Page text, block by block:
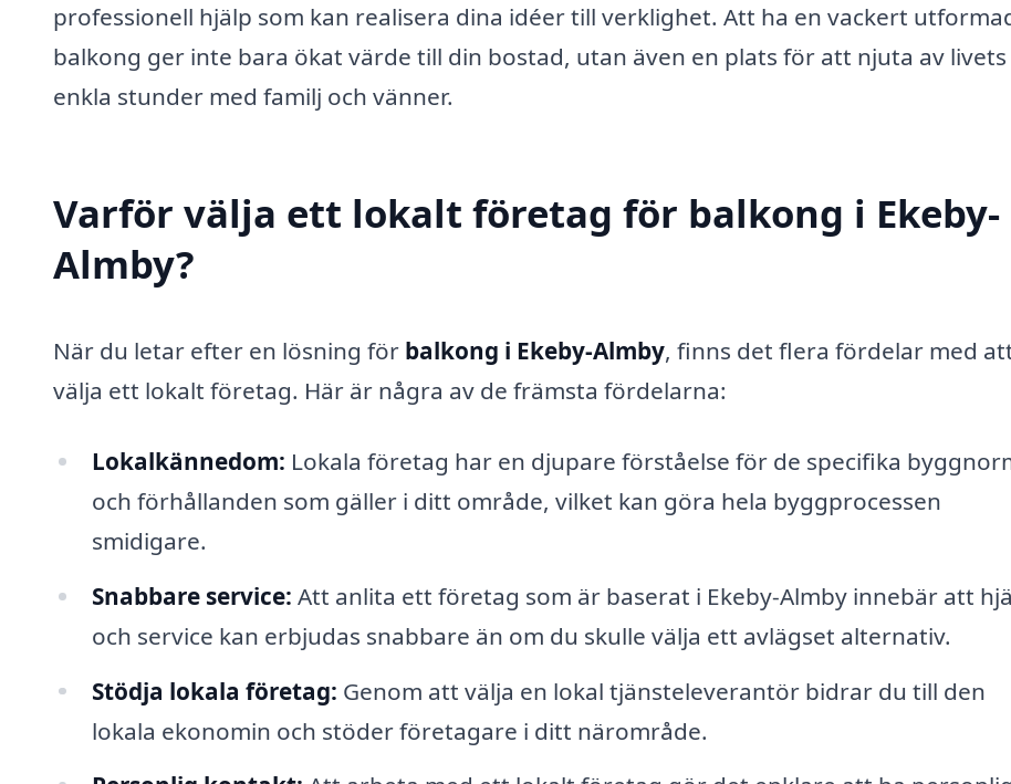
professionell hjälp som kan realisera dina idéer till verklighet. Att ha en vackert
balkong ger inte bara ökat värde till din bostad, utan även en plats för att njuta av livets
enkla stunder med familj och vänner.
Varför välja ett lokalt företag för balkong i Ekeby-
Almby?
När du letar efter en lösning för balkong i Ekeby-Almby, finns det flera fördelar med
välja ett lokalt företag. Här är några av de främsta fördelarna:
Lokalkännedom: Lokala företag har en djupare förståelse för de specifika
och förhållanden som gäller i ditt område, vilket kan göra hela byggprocessen
smidigare.
Snabbare service: Att anlita ett företag som är baserat i Ekeby-Almby innebär att
och service kan erbjudas snabbare än om du skulle välja ett avlägset alternativ.
Stödja lokala företag: Genom att välja en lokal tjänsteleverantör bidrar du till den
lokala ekonomin och stöder företagare i ditt närområde.